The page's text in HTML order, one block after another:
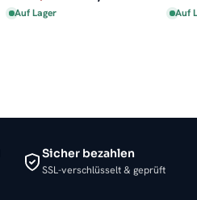
Auf Lager Auf
Sicher bezahlen
SSL-verschlüsselt & geprüft